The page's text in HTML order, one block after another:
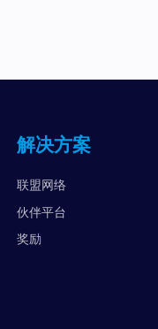
解决方案
联盟网络
伙伴平台
奖励